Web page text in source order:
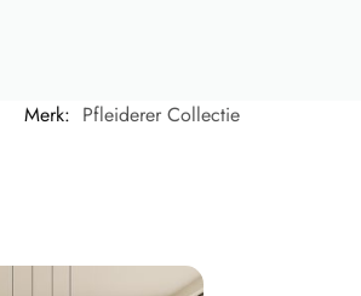
Merk: Pfleiderer Collectie